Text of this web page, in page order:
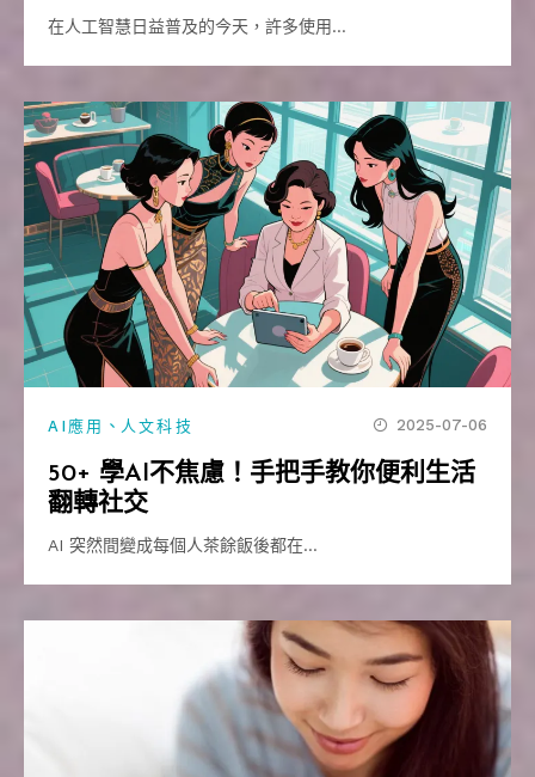
在人工智慧日益普及的今天，許多使用…
AI應用 、 人文科技 2025-07-06
50+ 學AI不焦慮！手把手教你便利生活
翻轉社交
AI 突然間變成每個人茶餘飯後都在…